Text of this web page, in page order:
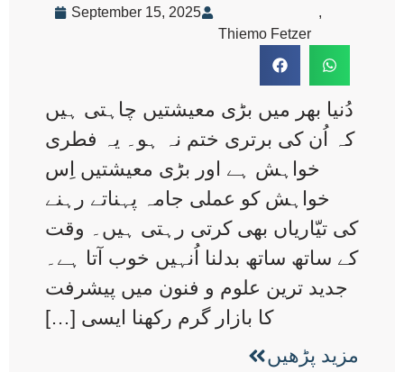
September 15, 2025
,
Thiemo Fetzer
دُنیا بھر میں بڑی معیشتیں چاہتی ہیں
کہ اُن کی برتری ختم نہ ہو۔ یہ فطری
خواہش ہے اور بڑی معیشتیں اِس
خواہش کو عملی جامہ پہناتے رہنے
کی تیّاریاں بھی کرتی رہتی ہیں۔ وقت
کے ساتھ ساتھ بدلنا اُنہیں خوب آتا ہے۔
جدید ترین علوم و فنون میں پیشرفت
کا بازار گرم رکھنا ایسی […]
مزید پڑھیں